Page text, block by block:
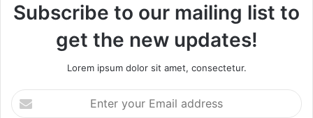
Subscribe to our mailing list to
get the new updates!
Lorem ipsum dolor sit amet, consectetur.
Enter
your